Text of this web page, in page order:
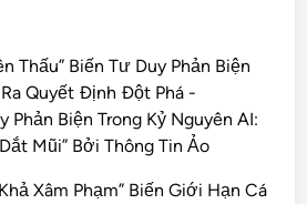
Thấu” Biến Tư Duy Phản Biện
Quyết Định Đột Phá -
Phản Biện Trong Kỷ Nguyên AI:
Mũi” Bởi Thông Tin Ảo
Xâm Phạm” Biến Giới Hạn Cá